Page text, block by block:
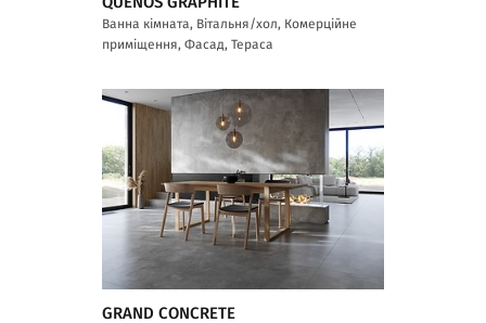
Ванна кімната, Вітальня/хол, Комерційне
приміщення, Фасад, Тераса
GRAND CONCRETE